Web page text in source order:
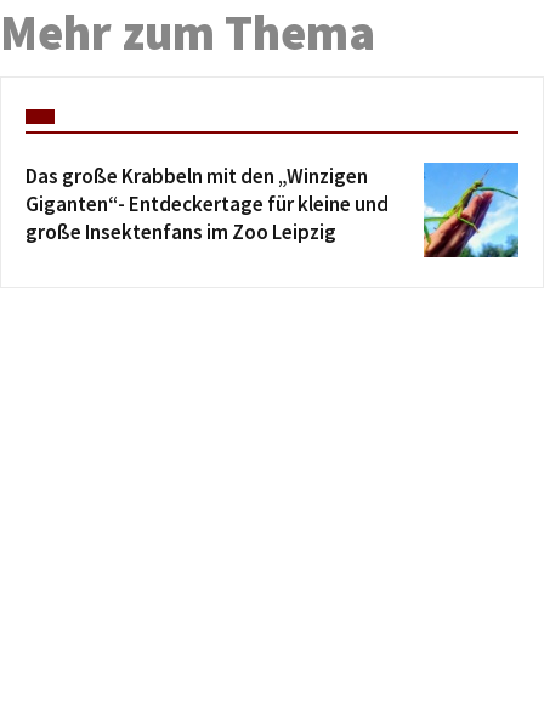
Mehr zum Thema
Das große Krabbeln mit den „Winzigen
Giganten“- Entdeckertage für kleine und
große Insektenfans im Zoo Leipzig